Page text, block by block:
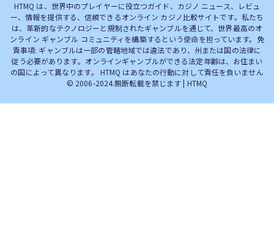
HTMQ は、世界中のプレイヤーに役立つガイド、カジノ ニュース、レビュ
ー、情報を提供する、信頼できるオンライン カジノ比較サイトです。私たち
は、革新的なテクノロジーと規制されたギャンブルを通じて、世界最高のオ
ンライン ギャンブル コミュニティを構築するという使命を担っています。免
責事項: ギャンブルは一部の管轄地域では違法であり、州または国の法律に
従う必要があります。オンラインギャンブルができる法定年齢は、お住まい
の国によって異なります。 HTMQ はあなたの行動に対して責任を負いません
© 2006-2024.無断転載を禁じます | HTMQ